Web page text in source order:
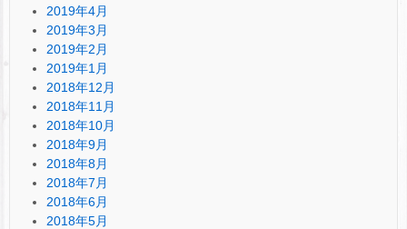
2019年4月
2019年3月
2019年2月
2019年1月
2018年12月
2018年11月
2018年10月
2018年9月
2018年8月
2018年7月
2018年6月
2018年5月